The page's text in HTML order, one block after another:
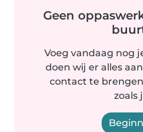
Geen
Voeg vandaag nog
doen wij er alles
contact te
zoals